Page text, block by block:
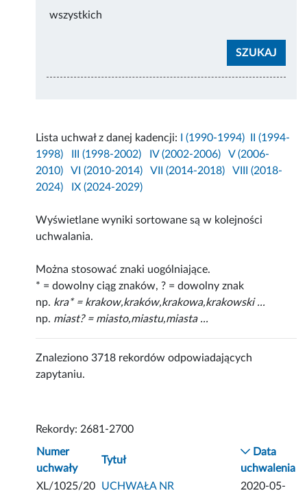
wszystkich
Lista uchwał z danej kadencji: I (1990-1994)
II (1994-
1998)
III (1998-2002) IV (2002-2006)
V (2006-
2010)
VI (2010-2014) VII (2014-2018)
VIII (2018-
2024)
IX (2024-2029)
Wyświetlane wyniki sortowane są w kolejności
uchwalania.
Można stosować znaki uogólniające.
* = dowolny ciąg znaków, ? = dowolny znak
np. kra* = krakow,kraków,krakowa,krakowski ...
np. miast? = miasto,miastu,miasta ...
Znaleziono 3718 rekordów odpowiadających
zapytaniu.
Rekordy: 2681-2700
Numer
uchwały
Tytuł
Data
uchwalenia
XL/1025/20
UCHWAŁA NR
2020-05-